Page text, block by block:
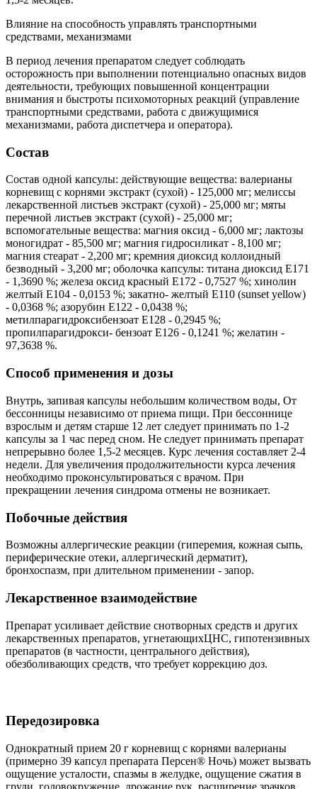
Влияние на способность управлять транспортными
средствами, механизмами
В период лечения препаратом следует соблюдать
осторожность при выполнении потенциально опасных видов
деятельности, требующих повышенной концентрации
внимания и быстроты психомоторных реакций (управление
транспортными средствами, работа с движущимися
механизмами, работа диспетчера и оператора).
Состав
Состав одной капсулы: действующие вещества: валерианы
корневищ с корнями экстракт (cухой) - 125,000 мг; мелиссы
лекарственной листьев экстракт (сухой) - 25,000 мг; мяты
перечной листьев экстракт (сухой) - 25,000 мг;
вспомогательные вещества: магния оксид - 6,000 мг; лактозы
моногидрат - 85,500 мг; магния гидросиликат - 8,100 мг;
магния стеарат - 2,200 мг; кремния диоксид коллоидный
безводный - 3,200 мг; оболочка капсулы: титана диоксид Е171
- 1,3690 %; железа оксид красный Е172 - 0,7527 %; хинолин
желтый Е104 - 0,0153 %; закатно- желтый Е110 (sunset yellow)
- 0,0368 %; азорубин Е122 - 0,0438 %;
метилпарагидроксибензоат Е128 - 0,2945 %;
пропилпарагидрокси- бензоат Е126 - 0,1241 %; желатин -
97,3638 %.
Способ применения и дозы
Внутрь, запивая капсулы небольшим количеством воды, От
бессонницы независимо от приема пищи. При бессоннице
взрослым и детям старше 12 лет следует принимать по 1-2
капсулы за 1 час перед сном. Не следует принимать препарат
непрерывно более 1,5-2 месяцев. Курс лечения составляет 2-4
недели. Для увеличения продолжительности курса лечения
необходимо проконсультироваться с врачом. При
прекращении лечения синдрома отмены не возникает.
Побочные действия
Возможны аллергические реакции (гиперемия, кожная сыпь,
периферические отеки, аллергический дерматит),
бронхоспазм, при длительном применении - запор.
Лекарственное взаимодействие
Препарат усиливает действие снотворных средств и других
лекарственных препаратов, угнетающихЦНС, гипотензивных
препаратов (в частности, центрального действия),
обезболивающих средств, что требует коррекцию доз.
Передозировка
Однократный прием 20 г корневищ с корнями валерианы
(примерно 39 капсул препарата Персен® Ночь) может вызвать
ощущение усталости, спазмы в желудке, ощущение сжатия в
груди, головокружение, дрожание рук, расширение зрачков,